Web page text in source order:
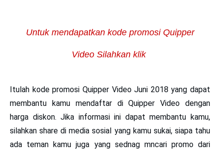
Untuk mendapatkan kode promosi Quipper
Video Silahkan klik
Itulah kode promosi Quipper Video Juni 2018yang dapat
membantu kamu mendaftar di Quipper Video dengan
harga diskon. Jika informasi ini dapat membantu kamu,
silahkan share di media sosial yang kamu sukai, siapa tahu
ada teman kamu juga yang sednag mncari promo dari